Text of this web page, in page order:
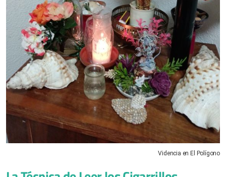
Videncia en El Polígono